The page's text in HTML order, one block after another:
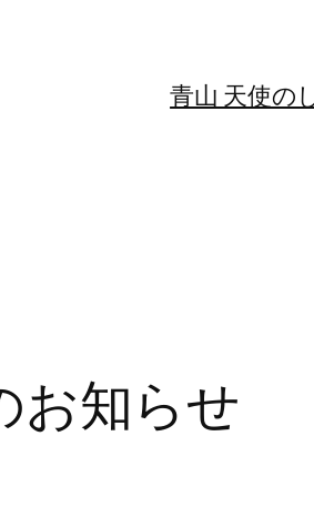
青山 天使の
お知らせ